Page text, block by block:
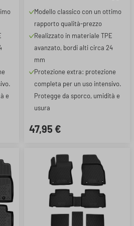
e
Modello classico con un ottimo
rapporto qualità-prezzo
Realizzato in materiale TPE
avanzato, bordi alti circa 24
mm
Protezione extra: protezione
completa per un uso intensivo.
Protegge da sporco, umidità e
usura
47,95 €